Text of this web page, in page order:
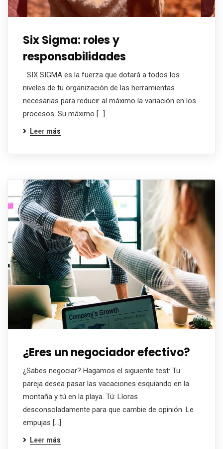
Six Sigma: roles y
responsabilidades
SIX SIGMA es la fuerza que dotará a todos los
niveles de tu organización de las herramientas
necesarias para reducir al máximo la variación en los
procesos. Su máximo […]
Leer más
¿Eres un negociador efectivo?
¿Sabes negociar? Hagamos el siguiente test: Tu
pareja desea pasar las vacaciones esquiando en la
montaña y tú en la playa. Tú: Lloras
desconsoladamente para que cambie de opinión. Le
empujas […]
Leer más